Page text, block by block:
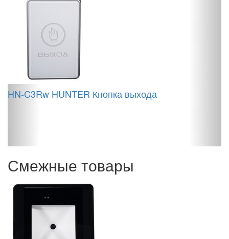
HN-C3Rw HUNTER Кнопка выхода
Смежные товары